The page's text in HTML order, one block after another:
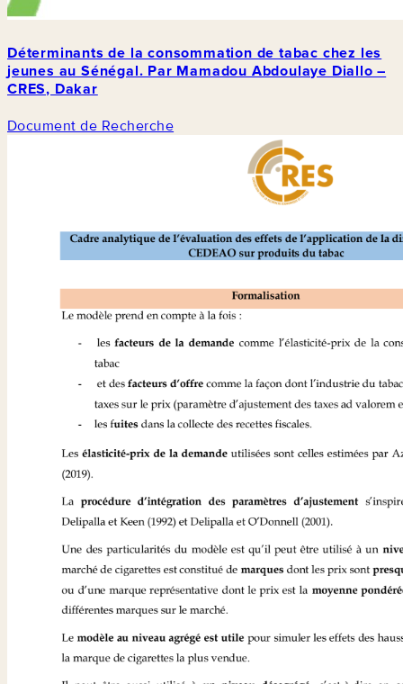
Déterminants de la consommation de tabac chez les
jeunes au Sénégal. Par Mamadou Abdoulaye Diallo –
CRES, Dakar
Document de Recherche